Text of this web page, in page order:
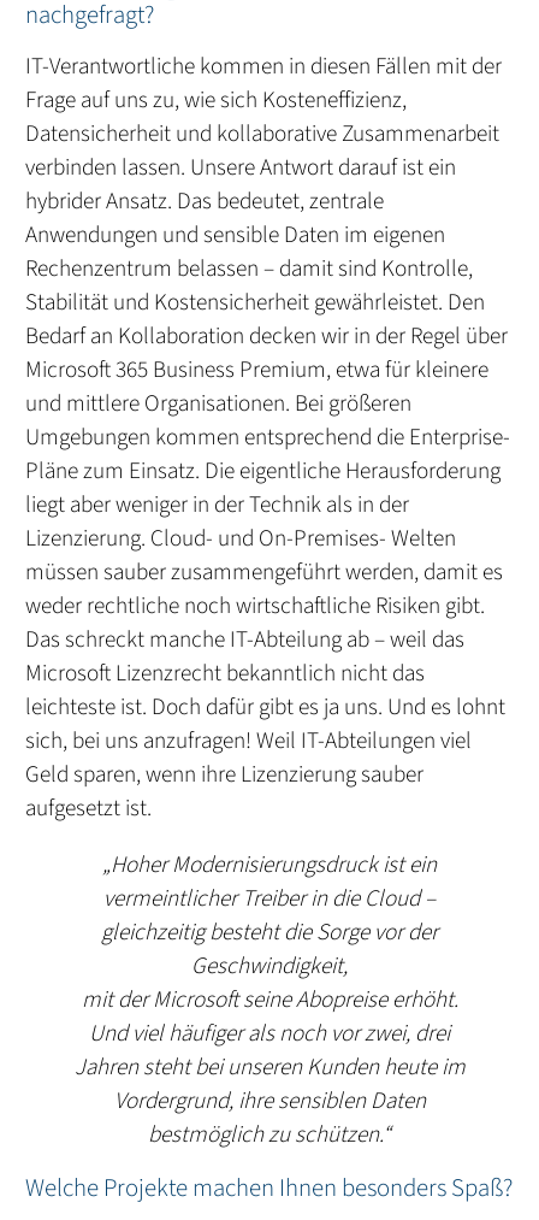
nachgefragt?
IT-Verantwortliche kommen in diesen Fällen mit der
Frage auf uns zu, wie sich Kosteneffizienz,
Datensicherheit und kollaborative Zusammenarbeit
verbinden lassen. Unsere Antwort darauf ist ein
hybrider Ansatz. Das bedeutet, zentrale
Anwendungen und sensible Daten im eigenen
Rechenzentrum belassen – damit sind Kontrolle,
Stabilität und Kostensicherheit gewährleistet. Den
Bedarf an Kollaboration decken wir in der Regel über
Microsoft 365 Business Premium, etwa für kleinere
und mittlere Organisationen. Bei größeren
Umgebungen kommen entsprechend die Enterprise-
Pläne zum Einsatz. Die eigentliche Herausforderung
liegt aber weniger in der Technik als in der
Lizenzierung. Cloud- und On-Premises- Welten
müssen sauber zusammengeführt werden, damit es
weder rechtliche noch wirtschaftliche Risiken gibt.
Das schreckt manche IT-Abteilung ab – weil das
Microsoft Lizenzrecht bekanntlich nicht das
leichteste ist. Doch dafür gibt es ja uns. Und es lohnt
sich, bei uns anzufragen! Weil IT-Abteilungen viel
Geld sparen, wenn ihre Lizenzierung sauber
aufgesetzt ist.
„Hoher Modernisierungsdruck ist ein
vermeintlicher Treiber in die Cloud –
gleichzeitig besteht die Sorge vor der
Geschwindigkeit,
mit der Microsoft seine Abopreise erhöht.
Und viel häufiger als noch vor zwei, drei
Jahren steht bei unseren Kunden heute im
Vordergrund, ihre sensiblen Daten
bestmöglich zu schützen.“
Welche Projekte machen Ihnen besonders Spaß?